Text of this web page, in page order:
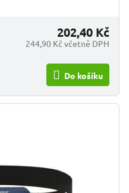
244,90 Kč včetně DPH
202,40 Kč
Do košíku